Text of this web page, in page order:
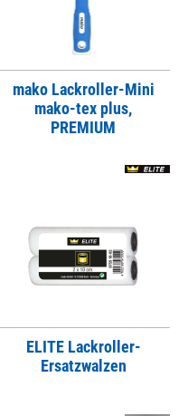
mako Lackroller-Mini
mako-tex plus,
PREMIUM
ELITE Lackroller-
Ersatzwalzen